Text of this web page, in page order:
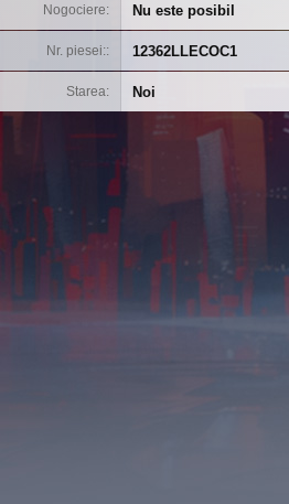
Nogociere Nu este posibil
Nr. piesei: 12362LLECOC1
Starea Noi